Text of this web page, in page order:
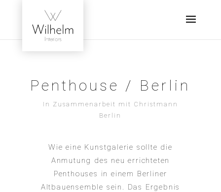
Penthouse / Berlin
In Zusammenarbeit mit Christmann
Berlin
Wie eine Kunstgalerie sollte die
Anmutung des neu errichteten
Penthouses in einem Berliner
Altbauensemble sein. Das Ergebnis